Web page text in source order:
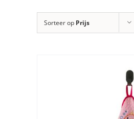
Sorteer op Prijs